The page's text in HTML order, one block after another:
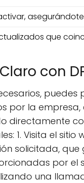
que
con
por la
1. Visita el
solicitada,
por
una